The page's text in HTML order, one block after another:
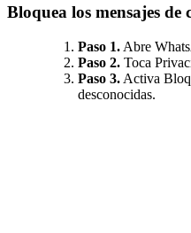
Bloquea los mensajes de
Paso 1. Abre
Paso 2. Toca
Paso 3. Activa
desconocidas.